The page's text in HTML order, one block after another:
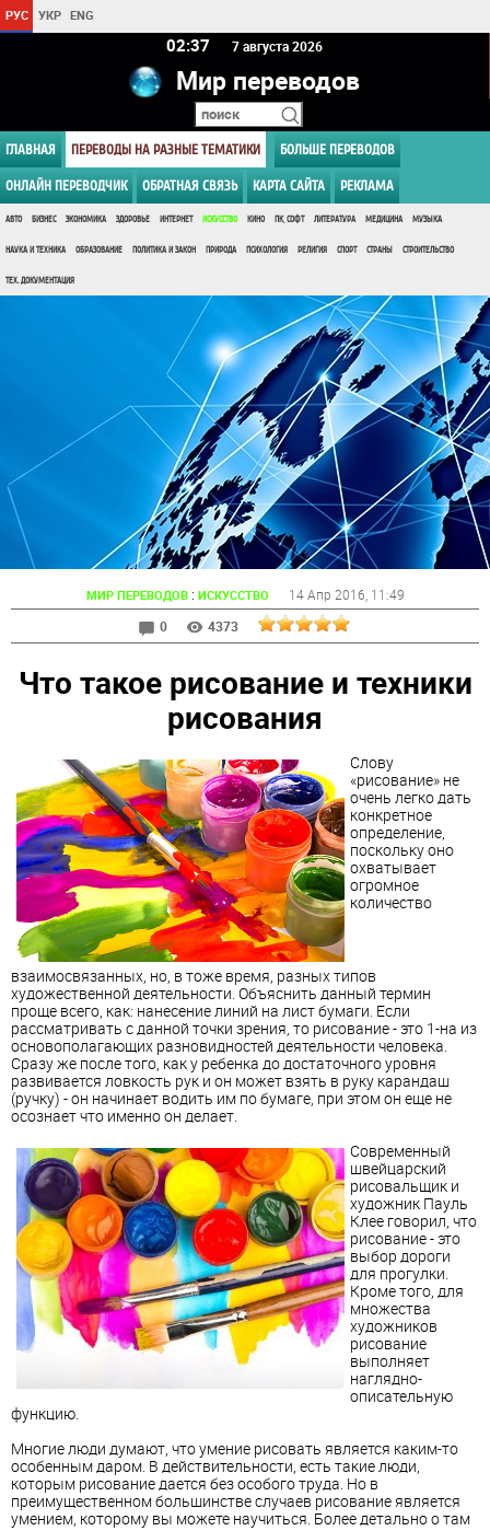
РУС УКР ENG
02 37 7 августа 2026
Мир переводов
ГЛАВНАЯ ПЕРЕВОДЫ НА РАЗНЫЕ ТЕМАТИКИ БОЛЬШЕ ПЕРЕВОДОВ
ОНЛАЙН ПЕРЕВОДЧИК ОБРАТНАЯ СВЯЗЬ КАРТА САЙТА РЕКЛАМА
АВТО БИЗНЕС ЭКОНОМИКА ЗДОРОВЬЕ ИНТЕРНЕТ ИСКУССТВО КИНО ПК, СОФТ ЛИТЕРАТУРА МЕДИЦИНА МУЗЫКА
НАУКА И ТЕХНИКА ОБРАЗОВАНИЕ ПОЛИТИКА И ЗАКОН ПРИРОДА ПСИХОЛОГИЯ РЕЛИГИЯ СПОРТ СТРАНЫ СТРОИТЕЛЬСТВО
ТЕХ. ДОКУМЕНТАЦИЯ
МИР ПЕРЕВОДОВ: ИСКУССТВО 14 Апр 2016 , 11:49
0
4373
Что такое рисование и техники
рисования
Слову
«рисование» не
очень легко дать
конкретное
определение,
поскольку оно
охватывает
огромное
количество
взаимосвязанных, но, в тоже время, разных типов
художественной деятельности. Объяснить данный термин
проще всего, как: нанесение линий на лист бумаги. Если
рассматривать с данной точки зрения, то рисование - это 1-на из
основополагающих разновидностей деятельности человека.
Сразу же после того, как у ребенка до достаточного уровня
развивается ловкость рук и он может взять в руку карандаш
(ручку) - он начинает водить им по бумаге, при этом он еще не
осознает что именно он делает.
Современный
швейцарский
рисовальщик и
художник Пауль
Клее говорил, что
рисование - это
выбор дороги
для прогулки.
Кроме того, для
множества
художников
рисование
выполняет
наглядно-
описательную
функцию.
Многие люди думают, что умение рисовать является каким-то
особенным даром. В действительности, есть такие люди,
которым рисование дается без особого труда. Но в
преимущественном большинстве случаев рисование является
умением, которому вы можете научиться. Более детально о там